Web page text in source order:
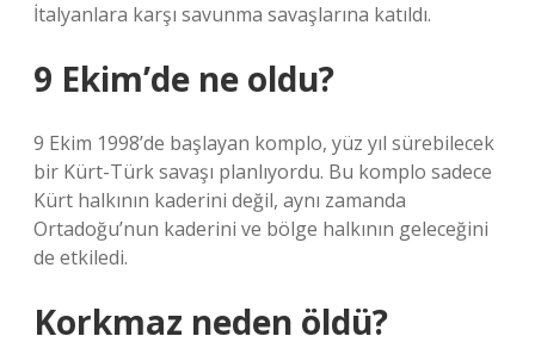
İtalyanlara karşı savunma savaşlarına katıldı.
9 Ekim’de ne oldu?
9 Ekim 1998’de başlayan komplo, yüz yıl sürebilecek
bir Kürt-Türk savaşı planlıyordu. Bu komplo sadece
Kürt halkının kaderini değil, aynı zamanda
Ortadoğu’nun kaderini ve bölge halkının geleceğini
de etkiledi.
Korkmaz neden öldü?